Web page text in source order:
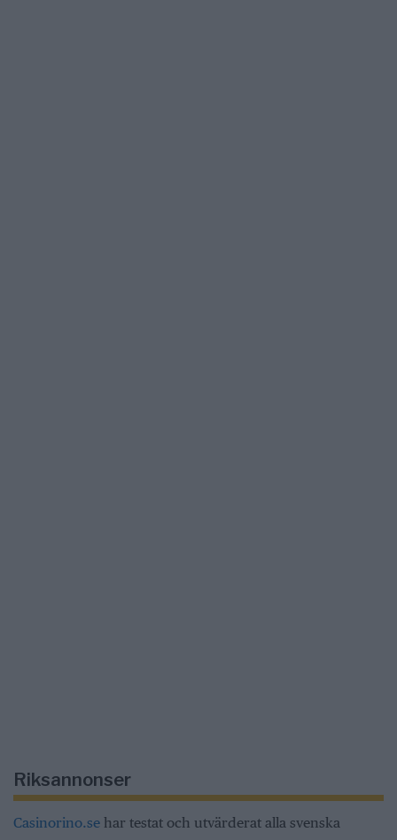
Riksannonser
Casinorino.se har testat och utvärderat alla svenska